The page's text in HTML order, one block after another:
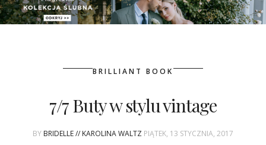
ZGŁOSZENIA
KONKURSY
KSIĄŻKI BRIDELLE
BRILLIANT BOOK
7/7 Buty w stylu vintage
BY BRIDELLE // KAROLINA WALTZ PIĄTEK, 13 STYCZNIA, 2017